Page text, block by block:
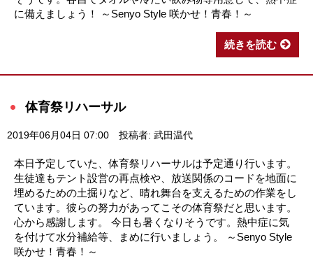
に備えましょう！ ～Senyo Style 咲かせ！青春！～
続きを読む
体育祭リハーサル
2019年06月04日 07:00 投稿者: 武田温代
本日予定していた、体育祭リハーサルは予定通り行います。
生徒達もテント設営の再点検や、放送関係のコードを地面に
埋めるための土掘りなど、晴れ舞台を支えるための作業をし
ています。彼らの努力があってこその体育祭だと思います。
心から感謝します。 今日も暑くなりそうです。熱中症に気
を付けて水分補給等、まめに行いましょう。 ～Senyo Style
咲かせ！青春！～